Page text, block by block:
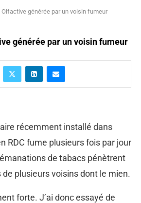
générée par un voisin fumeur
générée par un voisin fumeur
récemment installé dans
RDC fume plusieurs fois par jour
de tabacs pénètrent
plusieurs voisins dont le mien.
forte. J’ai donc essayé de